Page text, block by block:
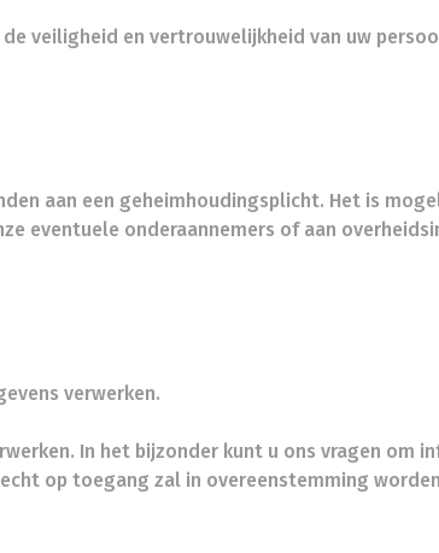
veiligheid en vertrouwelijkheid van uw
aan een geheimhoudingsplicht. Het is
eventuele onderaannemers of aan
verwerken.
In het bijzonder kunt u ons vragen om
op toegang zal in overeenstemming